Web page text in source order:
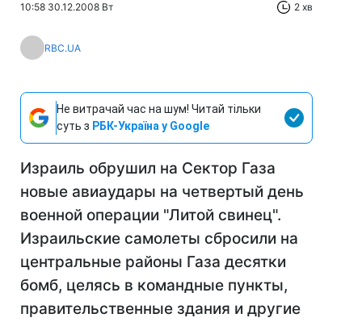
10:58 30.12.2008 Вт 2 хв
RBC.UA
Не витрачай час на шум! Читай тільки
суть з РБК-Україна у Google
Израиль обрушил на Cектор Газа
новые авиаудары на четвертый день
военной операции "Литой свинец".
Израильские самолеты сбросили на
центральные районы Газа десятки
бомб, целясь в командные пункты,
правительственные здания и другие